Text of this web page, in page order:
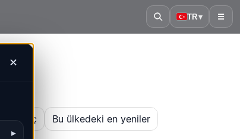
TR▾ ☰
✕
▸
aç Bu ülkedeki en yeniler